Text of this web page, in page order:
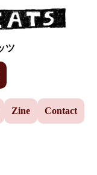
ツ
Zine Contact